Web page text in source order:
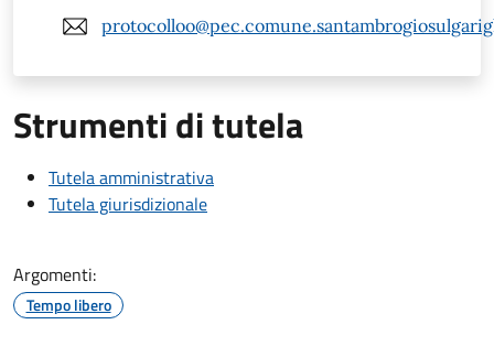
Strumenti di tutela
Tutela amministrativa
Tutela giurisdizionale
Argomenti:
Tempo libero